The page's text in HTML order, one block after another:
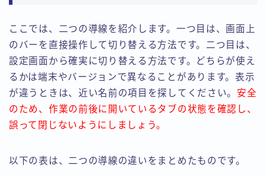
ここでは、二つの導線を紹介します。一つ目は、画面上
のバーを直接操作して切り替える方法です。二つ目は、
設定画面から確実に切り替える方法です。どちらが使え
るかは端末やバージョンで異なることがあります。表示
が違うときは、近い名前の項目を探してください。安全
のため、作業の前後に開いているタブの状態を確認し、
誤って閉じないようにしましょう。
以下の表は、二つの導線の違いをまとめたものです。